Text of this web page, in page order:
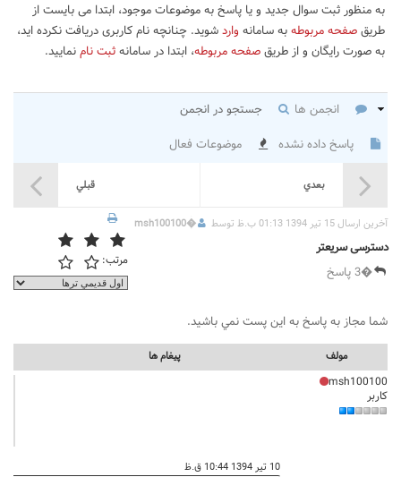
به منظور ثبت سوال جدید و یا پاسخ به موضوعات موجود، ابتدا می بایست از
طریقصفحه مربوطهبه سامانه واردشوید. چنانچه نام کاربری دریافت نکرده اید،
به صورت رایگان و از طریقصفحه مربوطه، ابتدا در سامانهثبت نامنمایید.
انجمن ها
جستجو در انجمن
پاسخ داده نشده
موضوعات فعال
قبلي بعدي
آخرين ارسال 15 تیر 1394 01:13 ب.ظ توسط �
msh100100
دسترسی سریعتر
�3 پاسخ
مرتب:
شما مجاز به پاسخ به اين پست نمي باشيد.
مولف پيغام ها
msh100100
کاربر
10 تیر 1394 10:44 ق.ظ